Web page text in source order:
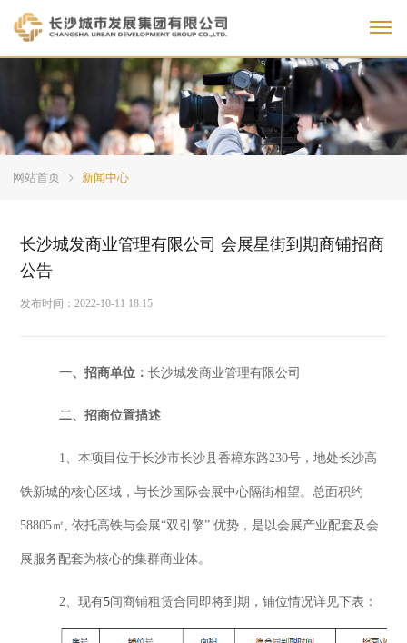
网站首页 新闻中心
长沙城发商业管理有限公司 会展星街到期商铺招商
公告
发布时间： 2022-10-11 18:15
一、招商单位： 长沙城发商业管理有限公司
二、 招商位置描述
1、 本项目位于长沙市长沙县香樟东路230号，地处长沙高
铁新城的核心区域，与长沙国际会展中心隔街相望。 总面积约
58805㎡, 依托高铁与会展“双引擎” 优势， 是 以会展产业配套及会
展服务配套为核心的集群商业体。
2、 现有5间商铺租赁合同即将到期，铺位情况详见下表 ：